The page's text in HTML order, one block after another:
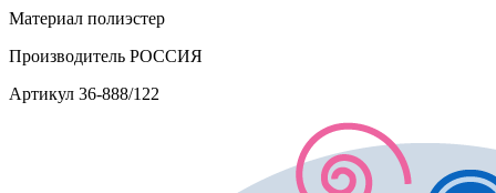
Материал полиэстер
Производитель РОССИЯ
Артикул 36-888/122